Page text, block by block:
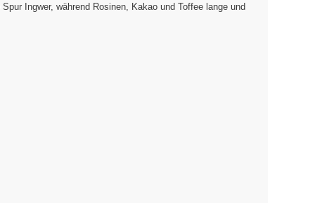
Ingwer, während Rosinen, Kakao und Toffee lange und